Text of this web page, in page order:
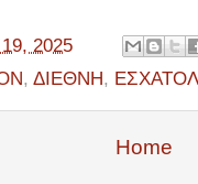
2025
, ΔΙΕΘΝΗ,
Home